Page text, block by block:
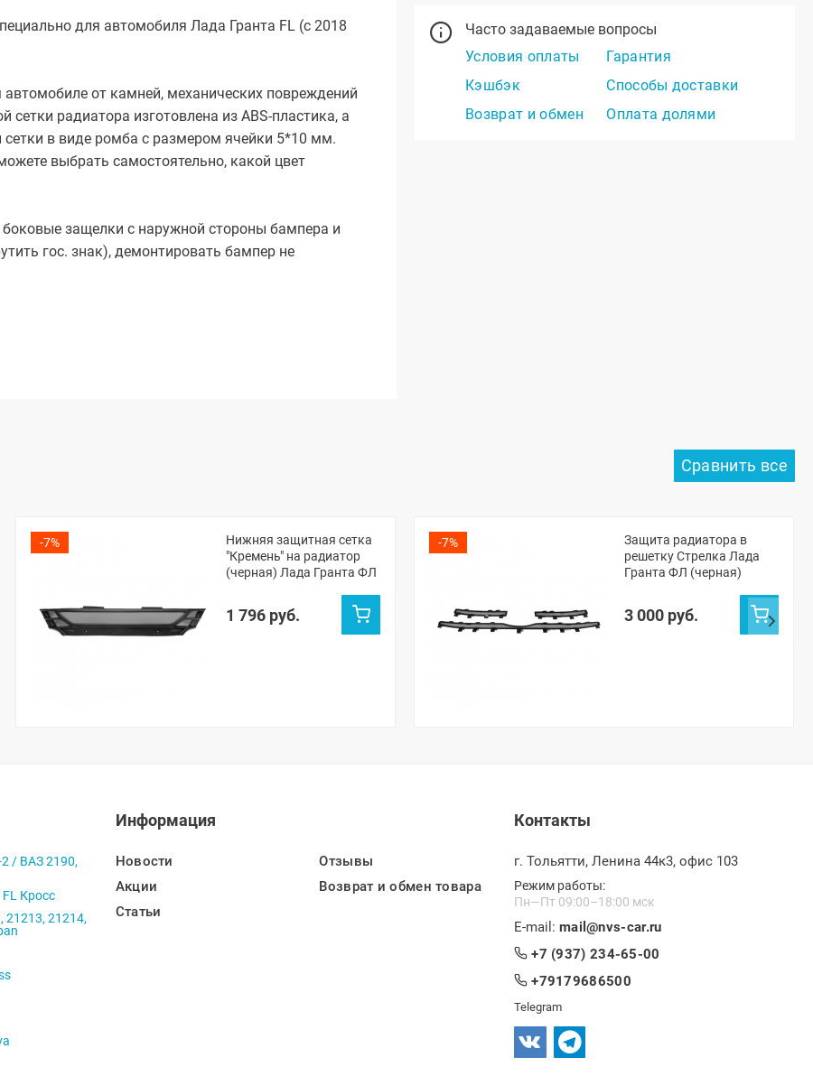
Часто задаваемые вопросы
Условия оплаты
Гарантия
Кэшбэк
Способы доставки
Возврат и обмен
Оплата долями
для автомобиля Лада Гранта FL (с 2018
от камней, механических повреждений
радиатора изготовлена из ABS-пластика, а
в виде ромба с размером ячейки 5*10 мм.
выбрать самостоятельно, какой цвет
защелки с наружной стороны бампера и
гос. знак), демонтировать бампер не
-7%
Нижняя защитная сетка
"Кремень" на радиатор
(черная) Лада Гранта ФЛ
1 796 руб.
-7%
Защита радиатора в
решетку Стрелка Лада
Гранта ФЛ (черная)
3 000 руб.
/ ВАЗ 2190,
Кросс
21214,
Информация
Новости
Акции
Статьи
Отзывы
Возврат и обмен товара
Контакты
г. Тольятти, Ленина 44к3, офис 103
Режим работы:
Пн—Пт 09:00–18:00 мск
E-mail: mail@nvs-car.ru
+7 (937) 234-65-00
+79179686500
Telegram